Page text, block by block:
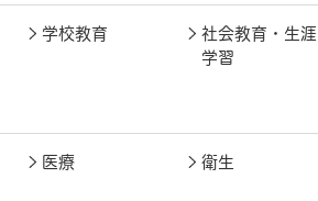
学校教育
社会教育・生涯
学習
医療 衛生